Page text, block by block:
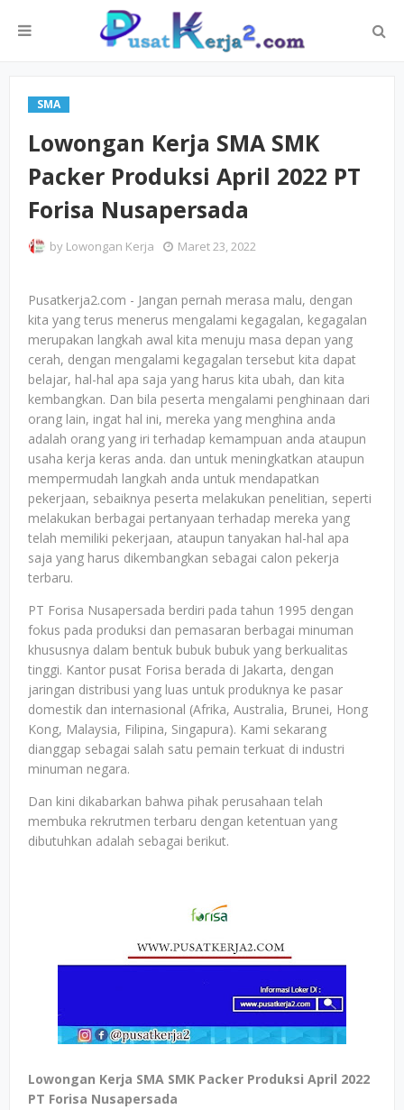
SMA
Lowongan Kerja SMA SMK
Packer Produksi April 2022 PT
Forisa Nusapersada
by Lowongan Kerja Maret 23, 2022
Pusatkerja2.com - Jangan pernah merasa malu, dengan
kita yang terus menerus mengalami kegagalan, kegagalan
merupakan langkah awal kita menuju masa depan yang
cerah, dengan mengalami kegagalan tersebut kita dapat
belajar, hal-hal apa saja yang harus kita ubah, dan kita
kembangkan. Dan bila peserta mengalami penghinaan dari
orang lain, ingat hal ini, mereka yang menghina anda
adalah orang yang iri terhadap kemampuan anda ataupun
usaha kerja keras anda. dan untuk meningkatkan ataupun
mempermudah langkah anda untuk mendapatkan
pekerjaan, sebaiknya peserta melakukan penelitian, seperti
melakukan berbagai pertanyaan terhadap mereka yang
telah memiliki pekerjaan, ataupun tanyakan hal-hal apa
saja yang harus dikembangkan sebagai calon pekerja
terbaru.
PT Forisa Nusapersada berdiri pada tahun 1995 dengan
fokus pada produksi dan pemasaran berbagai minuman
khususnya dalam bentuk bubuk bubuk yang berkualitas
tinggi. Kantor pusat Forisa berada di Jakarta, dengan
jaringan distribusi yang luas untuk produknya ke pasar
domestik dan internasional (Afrika, Australia, Brunei, Hong
Kong, Malaysia, Filipina, Singapura). Kami sekarang
dianggap sebagai salah satu pemain terkuat di industri
minuman negara.
Dan kini dikabarkan bahwa pihak perusahaan telah
membuka rekrutmen terbaru dengan ketentuan yang
dibutuhkan adalah sebagai berikut.
Lowongan Kerja SMA SMK Packer Produksi April 2022
PT Forisa Nusapersada